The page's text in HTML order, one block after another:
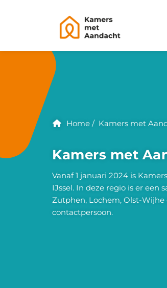
Home Kamers met
Kamers met
Vanaf 1 januari 2024 is
IJssel. In deze regio is er
Zutphen, Lochem, Olst-
contactpersoon.